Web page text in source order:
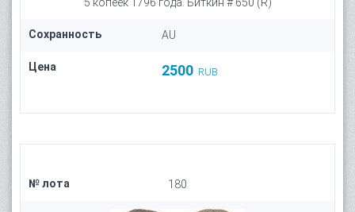
Сохранность AU
Цена 2500 RUB
№ лота 180